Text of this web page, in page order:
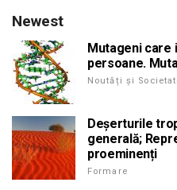
Newest
Mutageni care
persoane.
Noutăți și
Deșerturile
generală;
proeminenți
Formare